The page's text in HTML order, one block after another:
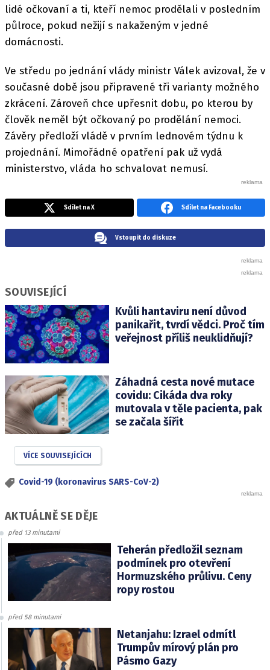
lidé očkovaní a ti, kteří nemoc prodělali v posledním
půlroce, pokud nežijí s nakaženým v jedné
domácnosti.
Ve středu po jednání vlády ministr Válek avizoval, že v
současné době jsou připravené tři varianty možného
zkrácení. Zároveň chce upřesnit dobu, po kterou by
člověk neměl být očkovaný po prodělání nemoci.
Závěry předloží vládě v prvním lednovém týdnu k
projednání. Mimořádné opatření pak už vydá
ministerstvo, vláda ho schvalovat nemusí.
Sdílet na X Sdílet na Facebooku
Vstoupit do diskuze
SOUVISEJÍCÍ
Kvůli hantaviru není důvod
panikařit, tvrdí vědci. Proč tím
veřejnost příliš neuklidňují?
Záhadná cesta nové mutace
covidu: Cikáda dva roky
mutovala v těle pacienta, pak
se začala šířit
VÍCE SOUVISEJÍCÍCH
Covid-19 (koronavirus SARS-CoV-2)
AKTUÁLNĚ SE DĚJE
před 13 minutami
Teherán předložil seznam
podmínek pro otevření
Hormuzského průlivu. Ceny
ropy rostou
před 58 minutami
Netanjahu: Izrael odmítl
Trumpův mírový plán pro
Pásmo Gazy